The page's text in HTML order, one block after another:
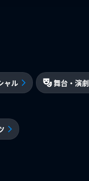
ャル 舞台・演劇